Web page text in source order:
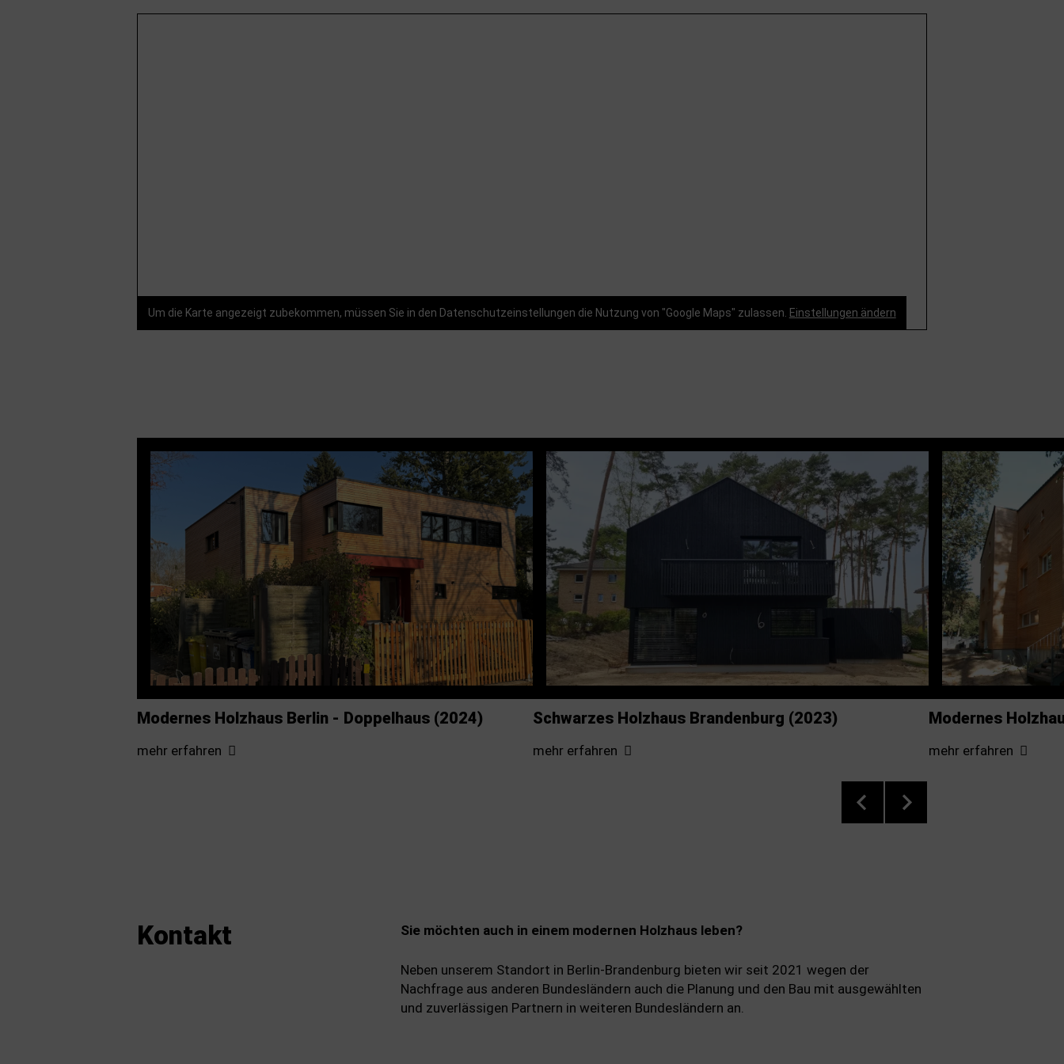
Um die Karte angezeigt zubekommen, müssen Sie in den Datenschutzeinstellungen die Nutzung von "Google Maps" zulassen. Einstellungen ändern
Modernes Holzhaus Berlin - Doppelhaus (2024)
mehr erfahren
Schwarzes Holzhaus Brandenburg (2023)
mehr erfahren
Modernes
mehr erfahren
Kontakt Sie möchten auch in einem modernen Holzhaus leben?
Neben unserem Standort in Berlin-Brandenburg bieten wir seit 2021 wegen der
Nachfrage aus anderen Bundesländern auch die Planung und den Bau mit ausgewählten
und zuverlässigen Partnern in weiteren Bundesländern an.